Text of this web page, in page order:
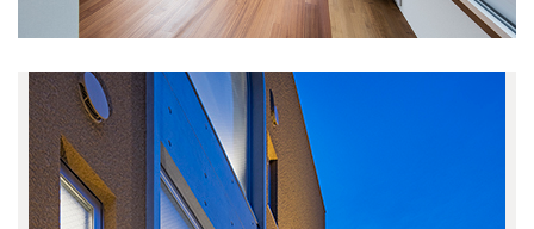
吉祥寺北町の家Y
おしらせ (118)
最近の出来事 (42)
事務所 (29)
吉祥寺 (14)